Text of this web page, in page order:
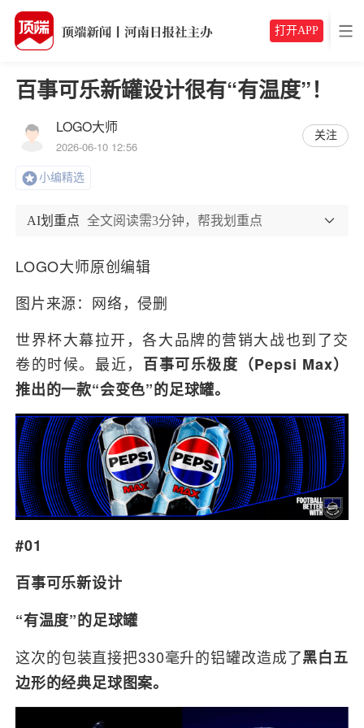
打开APP
百事可乐新罐设计很有“有温度”！
LOGO大师
2026-06-10 12:56
关注
小编精选
AI划重点 全文阅读需3分钟，帮我划重点
LOGO大师原创编辑
图片来源：网络，侵删
世界杯大幕拉开，各大品牌的营销大战也到了交
卷的时候。最近， 百事可乐极度（Pepsi Max）
推出的一款“会变色”的足球罐。
#01
百事可乐新设计
“有温度”的足球罐
这次的包装直接把330毫升的铝罐改造成了黑白五
边形的经典足球图案。